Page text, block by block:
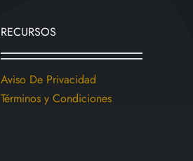
RECURSOS
Aviso De Privacidad
Términos y Condiciones